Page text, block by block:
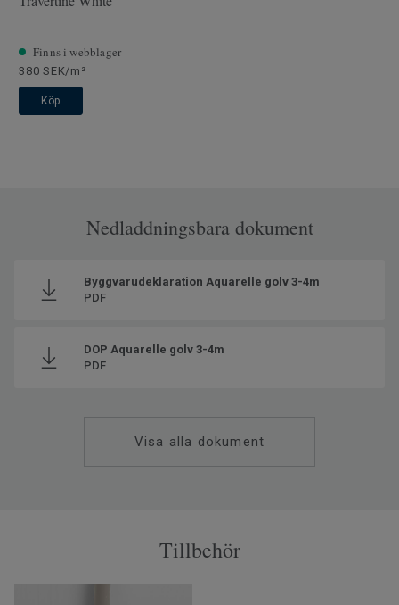
Ftalatinnehåll
Finns i webblager
380 SEK/m²
Köp
Nedladdningsbara dokument
Byggvarudeklaration Aquarelle golv 3-4m
PDF
DOP Aquarelle golv 3-4m
PDF
Visa alla dokument
Tillbehör